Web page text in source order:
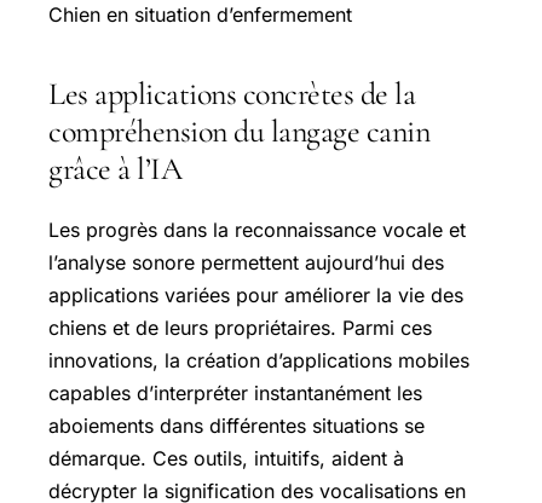
Chien en situation d’enfermement
Les applications concrètes de la
compréhension du langage canin
grâce à l’IA
Les progrès dans la reconnaissance vocale et
l’analyse sonore permettent aujourd’hui des
applications variées pour améliorer la vie des
chiens et de leurs propriétaires. Parmi ces
innovations, la création d’applications mobiles
capables d’interpréter instantanément les
aboiements dans différentes situations se
démarque. Ces outils, intuitifs, aident à
décrypter la signification des vocalisations en